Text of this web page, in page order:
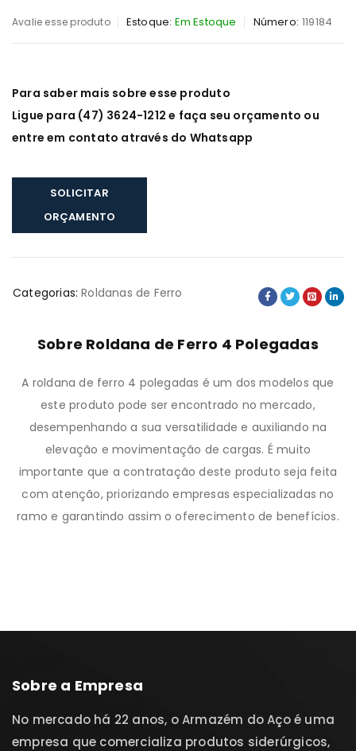
Avalie esse produto Estoque: Em Estoque Número: 119184
Para saber mais sobre esse produto
Ligue para (47) 3624-1212 e faça seu orçamento ou
entre em contato através do Whatsapp
SOLICITAR
ORÇAMENTO
Categorias: Roldanas de Ferro
Sobre Roldana de Ferro 4 Polegadas
A roldana de ferro 4 polegadas é um dos modelos que
este produto pode ser encontrado no mercado,
desempenhando a sua versatilidade e auxiliando na
elevação e movimentação de cargas. É muito
importante que a contratação deste produto seja feita
com atenção, priorizando empresas especializadas no
ramo e garantindo assim o oferecimento de benefícios.
Sobre a Empresa
No mercado há 22 anos, o Armazém do Aço é uma
empresa que comercializa produtos siderúrgicos,